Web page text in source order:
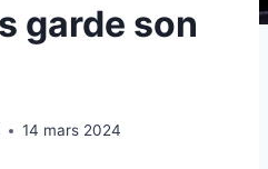
garde son
14 mars 2024